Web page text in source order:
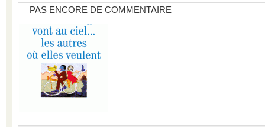
PAS ENCORE DE COMMENTAIRE